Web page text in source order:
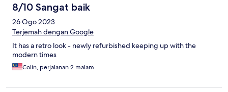
8/10 Sangat baik
26 Ogo 2023
Terjemah dengan Google
It has a retro look - newly refurbished keeping up with the
modern times
Colin, perjalanan 2 malam